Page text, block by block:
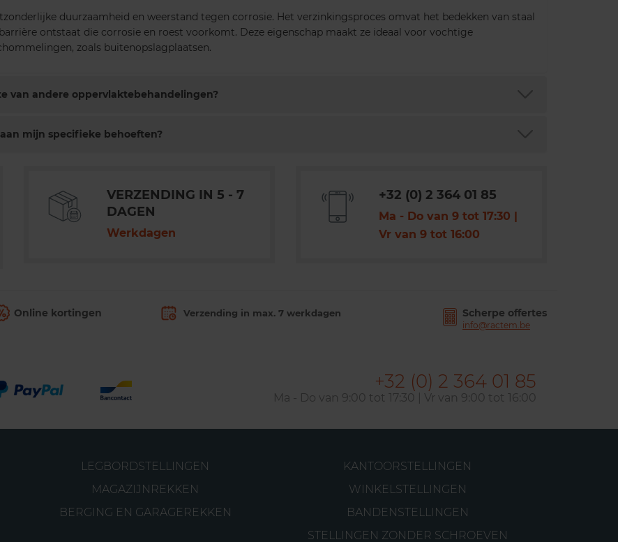
duurzaamheid en weerstand tegen corrosie. Het verzinkingsproces omvat het bedekken van staal
ontstaat die corrosie en roest voorkomt. Deze eigenschap maakt ze ideaal voor vochtige
zoals buitenopslagplaatsen.
van andere oppervlaktebehandelingen?
mijn specifieke behoeften?
VERZENDING IN 5 - 7
DAGEN
Werkdagen
+32 (0) 2 364 01 85
Ma - Do van 9 tot 17:30 |
Vr van 9 tot 16:00
Online kortingen Verzending in max. 7 werkdagen Scherpe offertes
info@ractem.be
+32 (0) 2 364 01 85
Ma - Do van 9:00 tot 17:30 | Vr van 9:00 tot 16:00
LEGBORDSTELLINGEN
MAGAZIJNREKKEN
BERGING EN GARAGEREKKEN
KANTOORSTELLINGEN
WINKELSTELLINGEN
BANDENSTELLINGEN
STELLINGEN ZONDER SCHROEVEN